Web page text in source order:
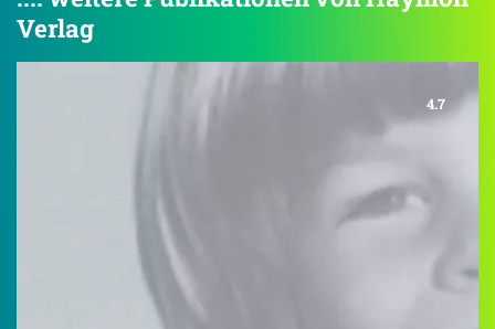
Verlag
4.7